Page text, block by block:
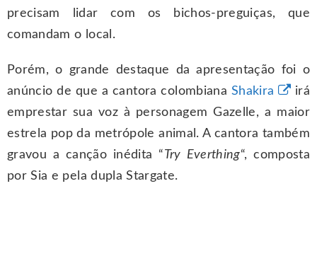
precisam lidar com os bichos-preguiças, que
comandam o local.
Porém, o grande destaque da apresentação foi o
anúncio de que a cantora colombiana Shakira
irá
emprestar sua voz à personagem Gazelle, a maior
estrela pop da metrópole animal. A cantora também
gravou a canção inédita “Try Everthing“, composta
por Sia e pela dupla Stargate.